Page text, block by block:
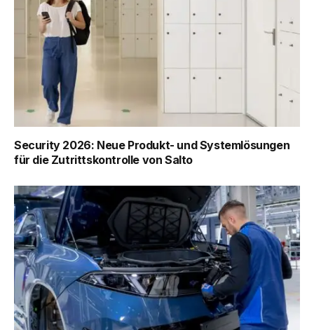
Security 2026: Neue Produkt- und Systemlösungen
für die Zutrittskontrolle von Salto